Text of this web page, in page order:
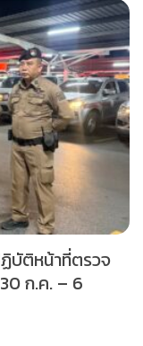
บัติหน้าที่ตรวจ
ก.ค. – 6